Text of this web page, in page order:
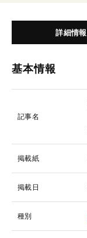
詳細情報
基本情報
記事名
掲載紙
掲載日
種別